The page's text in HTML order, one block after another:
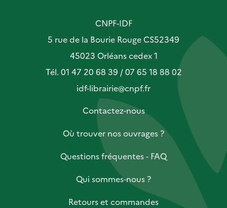
CNPF-IDF
5 rue de la Bourie Rouge CS52349
45023 Orléans cedex 1
Tél. 01 47 20 68 39 / 07 65 18 88 02
idf-librairie@cnpf.fr
Contactez-nous
Où trouver nos ouvrages ?
Questions fréquentes - FAQ
Qui sommes-nous ?
Retours et commandes